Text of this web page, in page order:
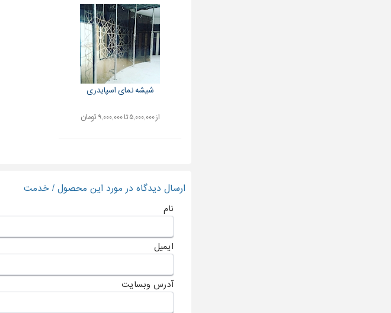
شیشه نمای اسپایدری
از ۵,۰۰۰,۰۰۰ تا ۹,۰۰۰,۰۰۰ تومان
ارسال دیدگاه در مورد این محصول / خدمت
نام
ایمیل
آدرس وبسایت